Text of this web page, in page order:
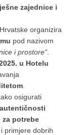
zajednice i
organizira
pod nazivom
i prostore“
u Hotelu
osigurati
potrebe
i primjere dobrih